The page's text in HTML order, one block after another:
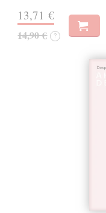
13,71 €
14,90 € ?